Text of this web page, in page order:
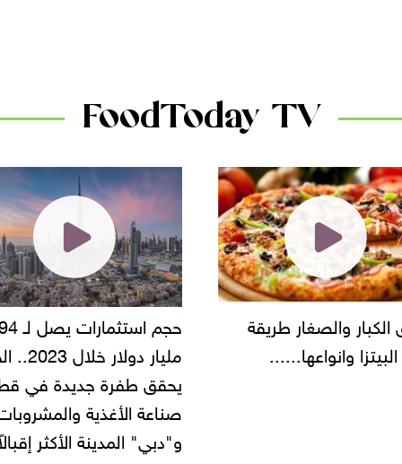
FoodToday TV
حجم استثمارات يصل لـ 94
"أمن القاهرة" يضبط
شركة مطاعم استولى على
أموال المواطنين بزعم